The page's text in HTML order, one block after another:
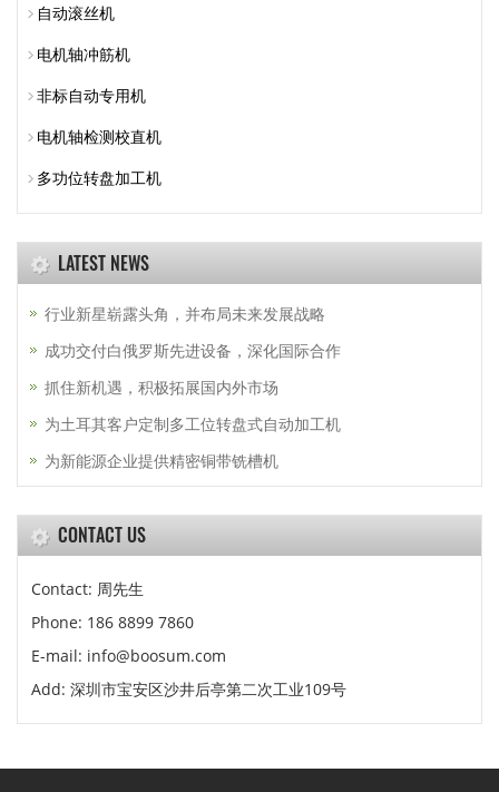
自动滚丝机
电机轴冲筋机
非标自动专用机
电机轴检测校直机
多功位转盘加工机
LATEST NEWS
行业新星崭露头角，并布局未来发展战略
成功交付白俄罗斯先进设备，深化国际合作
抓住新机遇，积极拓展国内外市场
为土耳其客户定制多工位转盘式自动加工机
为新能源企业提供精密铜带铣槽机
CONTACT US
Contact: 周先生
Phone: 186 8899 7860
E-mail: info@boosum.com
Add: 深圳市宝安区沙井后亭第二次工业109号